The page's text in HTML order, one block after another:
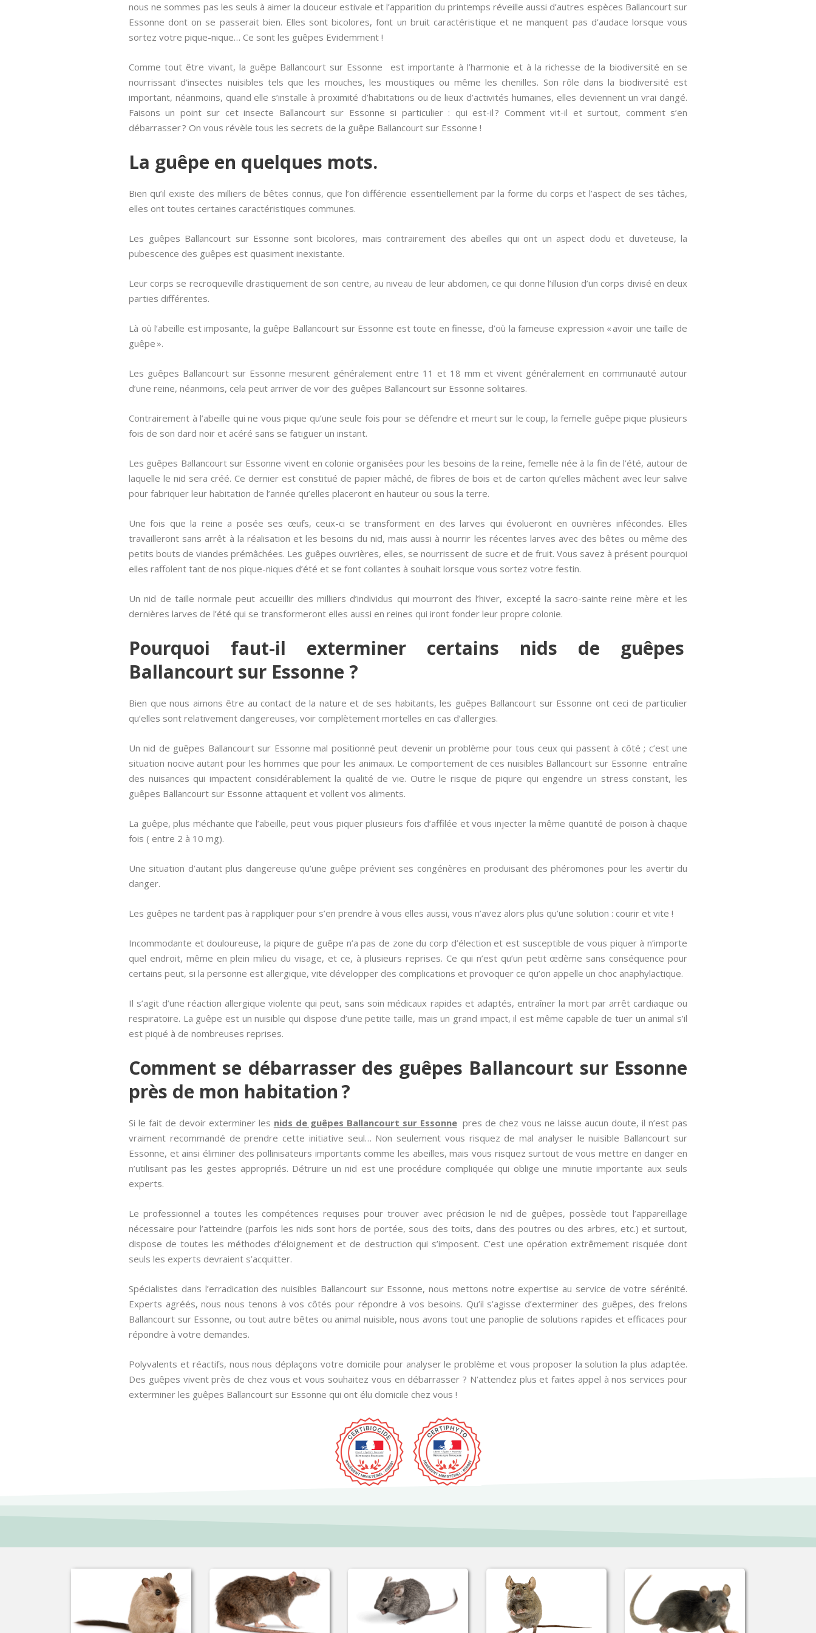
nous ne sommes pas les seuls à aimer la douceur estivale et l’apparition du printemps réveille aussi d’autres espèces Ballancourt sur
Essonne dont on se passerait bien. Elles sont bicolores, font un bruit caractéristique et ne manquent pas d’audace lorsque vous
sortez votre pique-nique… Ce sont les guêpes Evidemment !
Comme tout être vivant, la guêpe Ballancourt sur Essonne est importante à l’harmonie et à la richesse de la biodiversité en se
nourrissant d’insectes nuisibles tels que les mouches, les moustiques ou même les chenilles. Son rôle dans la biodiversité est
important, néanmoins, quand elle s’installe à proximité d’habitations ou de lieux d’activités humaines, elles deviennent un vrai dangé.
Faisons un point sur cet insecte Ballancourt sur Essonne si particulier : qui est-il ? Comment vit-il et surtout, comment s’en
débarrasser ? On vous révèle tous les secrets de la guêpe Ballancourt sur Essonne !
La guêpe en quelques mots.
Bien qu’il existe des milliers de bêtes connus, que l’on différencie essentiellement par la forme du corps et l’aspect de ses tâches,
elles ont toutes certaines caractéristiques communes.
Les guêpes Ballancourt sur Essonne sont bicolores, mais contrairement des abeilles qui ont un aspect dodu et duveteuse, la
pubescence des guêpes est quasiment inexistante.
Leur corps se recroqueville drastiquement de son centre, au niveau de leur abdomen, ce qui donne l’illusion d’un corps divisé en deux
parties différentes.
Là où l’abeille est imposante, la guêpe Ballancourt sur Essonne est toute en finesse, d’où la fameuse expression « avoir une taille de
guêpe ».
Les guêpes Ballancourt sur Essonne mesurent généralement entre 11 et 18 mm et vivent généralement en communauté autour
d’une reine, néanmoins, cela peut arriver de voir des guêpes Ballancourt sur Essonne solitaires.
Contrairement à l’abeille qui ne vous pique qu’une seule fois pour se défendre et meurt sur le coup, la femelle guêpe pique plusieurs
fois de son dard noir et acéré sans se fatiguer un instant.
Les guêpes Ballancourt sur Essonne vivent en colonie organisées pour les besoins de la reine, femelle née à la fin de l’été, autour de
laquelle le nid sera créé. Ce dernier est constitué de papier mâché, de fibres de bois et de carton qu’elles mâchent avec leur salive
pour fabriquer leur habitation de l’année qu’elles placeront en hauteur ou sous la terre.
Une fois que la reine a posée ses œufs, ceux-ci se transforment en des larves qui évolueront en ouvrières infécondes. Elles
travailleront sans arrêt à la réalisation et les besoins du nid, mais aussi à nourrir les récentes larves avec des bêtes ou même des
petits bouts de viandes prémâchées. Les guêpes ouvrières, elles, se nourrissent de sucre et de fruit. Vous savez à présent pourquoi
elles raffolent tant de nos pique-niques d’été et se font collantes à souhait lorsque vous sortez votre festin.
Un nid de taille normale peut accueillir des milliers d’individus qui mourront des l’hiver, excepté la sacro-sainte reine mère et les
dernières larves de l’été qui se transformeront elles aussi en reines qui iront fonder leur propre colonie.
Pourquoi faut-il exterminer certains nids de guêpes
Ballancourt sur Essonne ?
Bien que nous aimons être au contact de la nature et de ses habitants, les guêpes Ballancourt sur Essonne ont ceci de particulier
qu’elles sont relativement dangereuses, voir complètement mortelles en cas d’allergies.
Un nid de guêpes Ballancourt sur Essonne mal positionné peut devenir un problème pour tous ceux qui passent à côté ; c’est une
situation nocive autant pour les hommes que pour les animaux. Le comportement de ces nuisibles Ballancourt sur Essonne entraîne
des nuisances qui impactent considérablement la qualité de vie. Outre le risque de piqure qui engendre un stress constant, les
guêpes Ballancourt sur Essonne attaquent et vollent vos aliments.
La guêpe, plus méchante que l’abeille, peut vous piquer plusieurs fois d’affilée et vous injecter la même quantité de poison à chaque
fois ( entre 2 à 10 mg).
Une situation d’autant plus dangereuse qu’une guêpe prévient ses congénères en produisant des phéromones pour les avertir du
danger.
Les guêpes ne tardent pas à rappliquer pour s’en prendre à vous elles aussi, vous n’avez alors plus qu’une solution : courir et vite !
Incommodante et douloureuse, la piqure de guêpe n’a pas de zone du corp d’élection et est susceptible de vous piquer à n’importe
quel endroit, même en plein milieu du visage, et ce, à plusieurs reprises. Ce qui n’est qu’un petit œdème sans conséquence pour
certains peut, si la personne est allergique, vite développer des complications et provoquer ce qu’on appelle un choc anaphylactique.
Il s’agit d’une réaction allergique violente qui peut, sans soin médicaux rapides et adaptés, entraîner la mort par arrêt cardiaque ou
respiratoire. La guêpe est un nuisible qui dispose d’une petite taille, mais un grand impact, il est même capable de tuer un animal s’il
est piqué à de nombreuses reprises.
Comment se débarrasser des guêpes Ballancourt sur Essonne
près de mon habitation ?
Si le fait de devoir exterminer les nids de guêpes Ballancourt sur Essonnepres de chez vous ne laisse aucun doute, il n’est pas
vraiment recommandé de prendre cette initiative seul… Non seulement vous risquez de mal analyser le nuisible Ballancourt sur
Essonne, et ainsi éliminer des pollinisateurs importants comme les abeilles, mais vous risquez surtout de vous mettre en danger en
n’utilisant pas les gestes appropriés. Détruire un nid est une procédure compliquée qui oblige une minutie importante aux seuls
experts.
Le professionnel a toutes les compétences requises pour trouver avec précision le nid de guêpes, possède tout l’appareillage
nécessaire pour l’atteindre (parfois les nids sont hors de portée, sous des toits, dans des poutres ou des arbres, etc.) et surtout,
dispose de toutes les méthodes d’éloignement et de destruction qui s’imposent. C’est une opération extrêmement risquée dont
seuls les experts devraient s’acquitter.
Spécialistes dans l’erradication des nuisibles Ballancourt sur Essonne, nous mettons notre expertise au service de votre sérénité.
Experts agréés, nous nous tenons à vos côtés pour répondre à vos besoins. Qu’il s’agisse d’exterminer des guêpes, des frelons
Ballancourt sur Essonne, ou tout autre bêtes ou animal nuisible, nous avons tout une panoplie de solutions rapides et efficaces pour
répondre à votre demandes.
Polyvalents et réactifs, nous nous déplaçons votre domicile pour analyser le problème et vous proposer la solution la plus adaptée.
Des guêpes vivent près de chez vous et vous souhaitez vous en débarrasser ? N’attendez plus et faites appel à nos services pour
exterminer les guêpes Ballancourt sur Essonne qui ont élu domicile chez vous !